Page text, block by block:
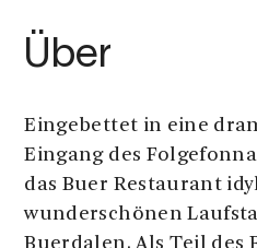
Über
Eingebettet in eine
Eingang des
das Buer Restaurant
wunderschönen